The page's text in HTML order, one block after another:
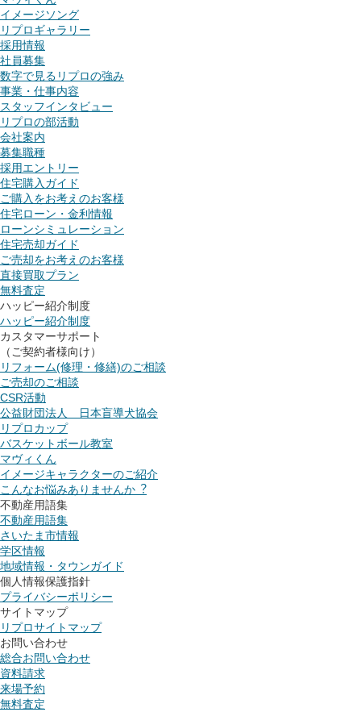
イメージソング
リプロギャラリー
採用情報
社員募集
数字で見るリプロの強み
事業・仕事内容
スタッフインタビュー
リプロの部活動
会社案内
募集職種
採用エントリー
住宅購入ガイド
ご購入をお考えのお客様
住宅ローン・金利情報
ローンシミュレーション
住宅売却ガイド
ご売却をお考えのお客様
直接買取プラン
無料査定
ハッピー紹介制度
ハッピー紹介制度
カスタマーサポート
（ご契約者様向け）
リフォーム(修理・修繕)のご相談
ご売却のご相談
CSR活動
公益財団法人 日本盲導犬協会
リプロカップ
バスケットボール教室
マヴィくん
イメージキャラクターのご紹介
こんなお悩みありませんか︖
不動産用語集
不動産用語集
さいたま市情報
学区情報
地域情報・タウンガイド
個人情報保護指針
プライバシーポリシー
サイトマップ
リプロサイトマップ
お問い合わせ
総合お問い合わせ
資料請求
来場予約
無料査定